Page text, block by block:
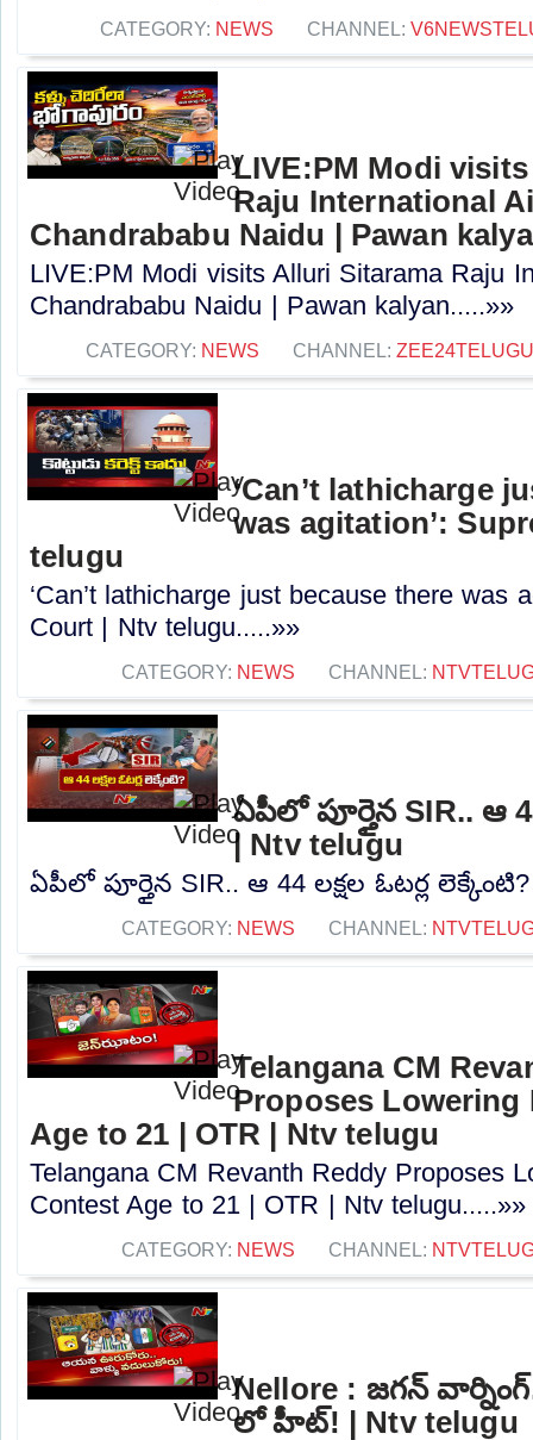
CATEGORY: NEWS CHANNEL:
LIVE:PM Modi
Raju International
Chandrababu Naidu | Pawan
LIVE:PM Modi visits Alluri Sitarama Raju
Chandrababu Naidu | Pawan kalyan.....»»
CATEGORY: NEWS CHANNEL:
‘Can’t lathicharge
was agitation’:
telugu
‘Can’t lathicharge just because there was
Court | Ntv telugu.....»»
CATEGORY: NEWS CHANNEL:
ఏపీలో పూర్తైన SIR.. ఆ
| Ntv telugu
ఏపీలో పూర్తైన SIR.. ఆ 44 లక్షల ఓటర్ల
CATEGORY: NEWS CHANNEL:
Telangana CM
Proposes Lowering
Age to 21 | OTR | Ntv telugu
Telangana CM Revanth Reddy Proposes
Contest Age to 21 | OTR | Ntv telugu.....»»
CATEGORY: NEWS CHANNEL:
Nellore : జగన్
లో హీట్! | Ntv telugu